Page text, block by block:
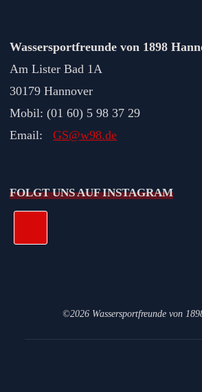
Wassersportfreunde von 1898
Am Lister Bad 1A
30179 Hannover
Mobil: (01 60) 5 98 37 29
Email:GS@w98.de
FOLGT UNS AUF INSTAGRAM
©2026 Wassersportfreunde von